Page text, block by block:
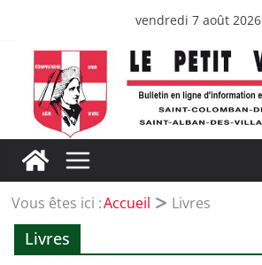
contenu
vendredi 7 août 2026
Vous êtes ici :Accueil Livres
Livres